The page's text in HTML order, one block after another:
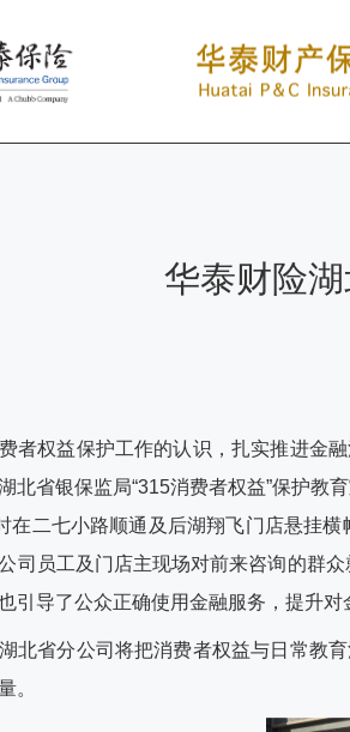
华泰财险
者权益保护工作的认识，扎实推进金
北省银保监局“315消费者权益”保护教
在二七小路顺通及后湖翔飞门店悬挂
司员工及门店主现场对前来咨询的群众
引导了公众正确使用金融服务，提升
北省分公司将把消费者权益与日常教
。